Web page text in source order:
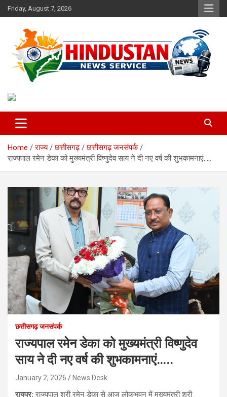
Skip
to
Friday, August 7, 2026
Hindustan News Service
Home राज्य छत्तीसगढ़
छत्तीसगढ़ जनसंपर्क
राज्यपाल रमेन डेका को मुख्यमंत्री विष्णुदेव साय ने दी नए वर्ष की शुभकामनाएं…..
छत्तीसगढ़ जनसंपर्क
राज्यपाल रमेन डेका को मुख्यमंत्री विष्णुदेव
साय ने दी नए वर्ष की शुभकामनाएं…..
January 2, 2026 News Desk
रायपुर: राज्यपाल श्री रमेन डेका से आज लोकभवन में मुख्यमंत्री श्री